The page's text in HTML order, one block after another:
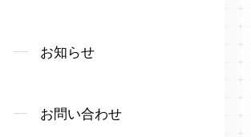
お知らせ
お問い合わせ